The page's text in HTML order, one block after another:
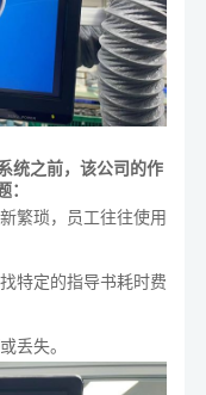
统之前，该公司的作
繁琐，员工往往使用
特定的指导书耗时费
丢失。